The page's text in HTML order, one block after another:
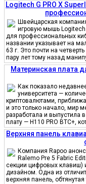
Logitech G PRO X
Швейцарская
игровую мышь Logitech
для профессиональных
названии указывает на
63 г. Это почти на
пару лет тому назад
Материнская плата
Как показало
университета —
криптовалютами,
и это только начало, мир
разработала и выпустила
плату — H110 PRO BTC+,
Верхняя панель
Компания Rapoo
Ralemo Pre 5 Fabric
секции цифровых клавиш)
дизайном. Одна из
верхняя панель,